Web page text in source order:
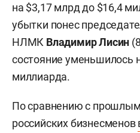
на $3,17 млрд до $16,4
убытки понес
НЛМК Владимир Лисин
состояние уменьшилось
миллиарда.
По сравнению с
российских бизнесменов